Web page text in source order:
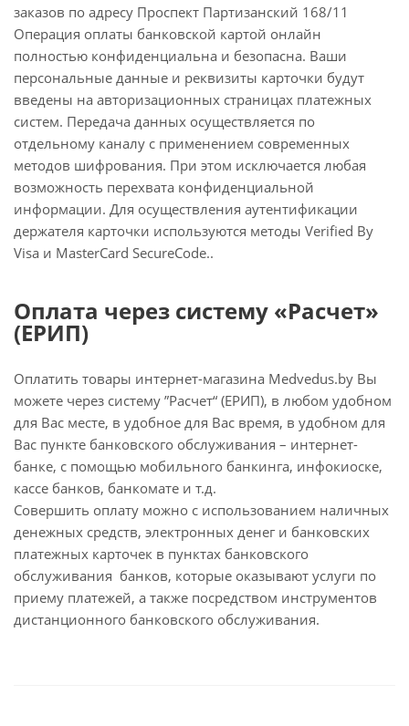
заказов по адресу Проспект Партизанский 168/11
Операция оплаты банковской картой онлайн
полностью конфиденциальна и безопасна. Ваши
персональные данные и реквизиты карточки будут
введены на авторизационных страницах платежных
систем. Передача данных осуществляется по
отдельному каналу с применением современных
методов шифрования. При этом исключается любая
возможность перехвата конфиденциальной
информации. Для осуществления аутентификации
держателя карточки используются методы Verified By
Visa и MasterCard SecureCode..
Оплата через систему «Расчет»
(ЕРИП)
Оплатить товары интернет-магазина Medvedus.by Вы
можете через систему ”Расчет“ (ЕРИП), в любом удобном
для Вас месте, в удобное для Вас время, в удобном для
Вас пункте банковского обслуживания – интернет-
банке, с помощью мобильного банкинга, инфокиоске,
кассе банков, банкомате и т.д.
Совершить оплату можно с использованием наличных
денежных средств, электронных денег и банковских
платежных карточек в пунктах банковского
обслуживания банков, которые оказывают услуги по
приему платежей, а также посредством инструментов
дистанционного банковского обслуживания.